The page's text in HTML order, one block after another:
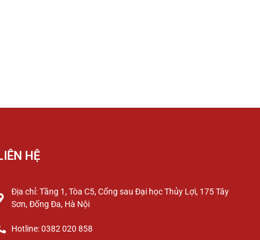
HỆ
Địa chỉ: Tầng 1, Tòa C5, Cổng sau Đại học Thủy Lợi, 175 Tây
Sơn, Đống Đa, Hà Nội
Hotline: 0382 020 858